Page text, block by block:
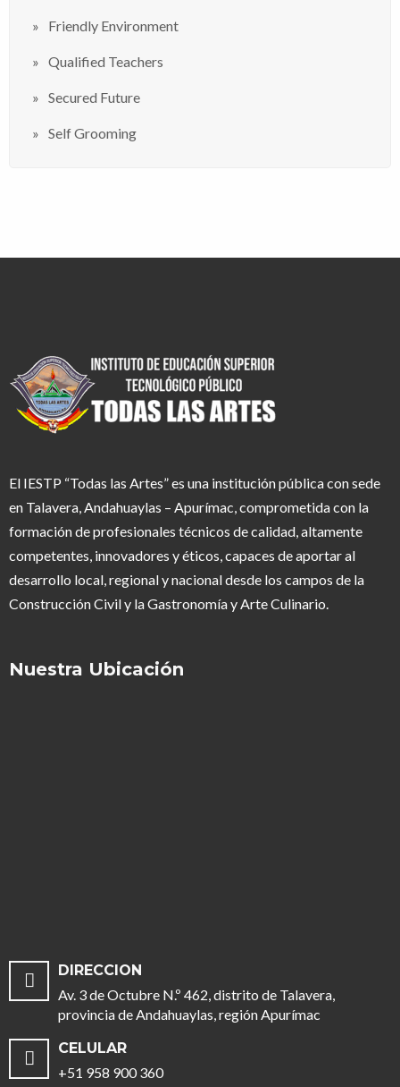
Friendly Environment
Qualified Teachers
Secured Future
Self Grooming
El IESTP “Todas las Artes” es una institución pública con sede
en Talavera, Andahuaylas – Apurímac, comprometida con la
formación de profesionales técnicos de calidad, altamente
competentes, innovadores y éticos, capaces de aportar al
desarrollo local, regional y nacional desde los campos de la
Construcción Civil y la Gastronomía y Arte Culinario.
Nuestra Ubicación
DIRECCION
Av. 3 de Octubre N.º 462, distrito de Talavera,
provincia de Andahuaylas, región Apurímac
CELULAR
+51 958 900 360